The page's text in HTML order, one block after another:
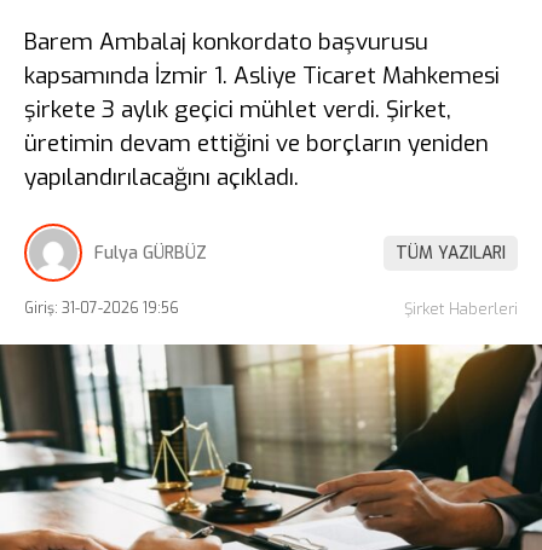
Barem Ambalaj konkordato başvurusu
kapsamında İzmir 1. Asliye Ticaret Mahkemesi
şirkete 3 aylık geçici mühlet verdi. Şirket,
üretimin devam ettiğini ve borçların yeniden
yapılandırılacağını açıkladı.
Fulya GÜRBÜZ TÜM YAZILARI
Giriş: 31-07-2026 19:56 Şirket Haberleri